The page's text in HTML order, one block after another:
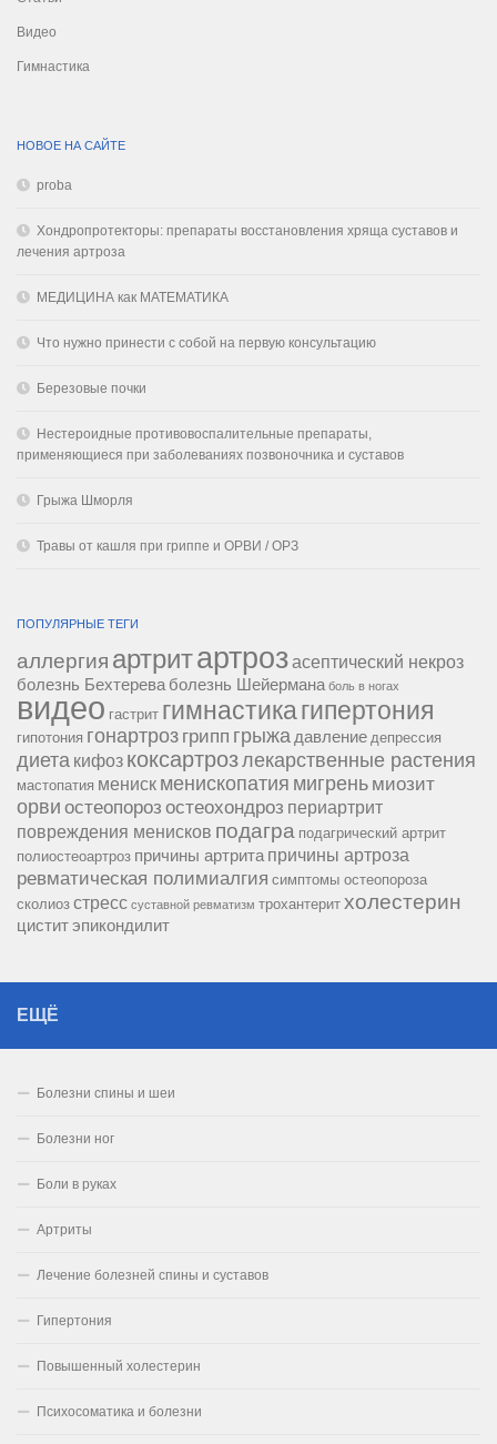
Видео
Гимнастика
НОВОЕ НА САЙТЕ
proba
Хондропротекторы: препараты восстановления хряща суставов и
лечения артроза
МЕДИЦИНА как МАТЕМАТИКА
Что нужно принести с собой на первую консультацию
Березовые почки
Нестероидные противовоспалительные препараты,
применяющиеся при заболеваниях позвоночника и суставов
Грыжа Шморля
Травы от кашля при гриппе и ОРВИ / ОРЗ
ПОПУЛЯРНЫЕ ТЕГИ
аллергия артритартрозасептический некроз
болезнь Бехтерева болезнь Шейермана боль в ногах
видео гастрит гимнастикагипертония
гипотония гонартроз грипп грыжа давление депрессия
диета кифоз коксартроз лекарственные растения
мастопатия мениск менископатия мигрень миозит
орви остеопороз остеохондроз периартрит
повреждения менисков подагра подагрический артрит
полиостеоартроз причины артрита причины артроза
ревматическая полимиалгия симптомы остеопороза
сколиоз стресс суставной ревматизм трохантерит холестерин
циститэпикондилит
ЕЩЁ
Болезни спины и шеи
Болезни ног
Боли в руках
Артриты
Лечение болезней спины и суставов
Гипертония
Повышенный холестерин
Психосоматика и болезни